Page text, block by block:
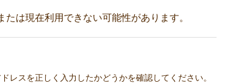
は現在利用できない可能性があります。
レスを正しく入力したかどうかを確認してください。